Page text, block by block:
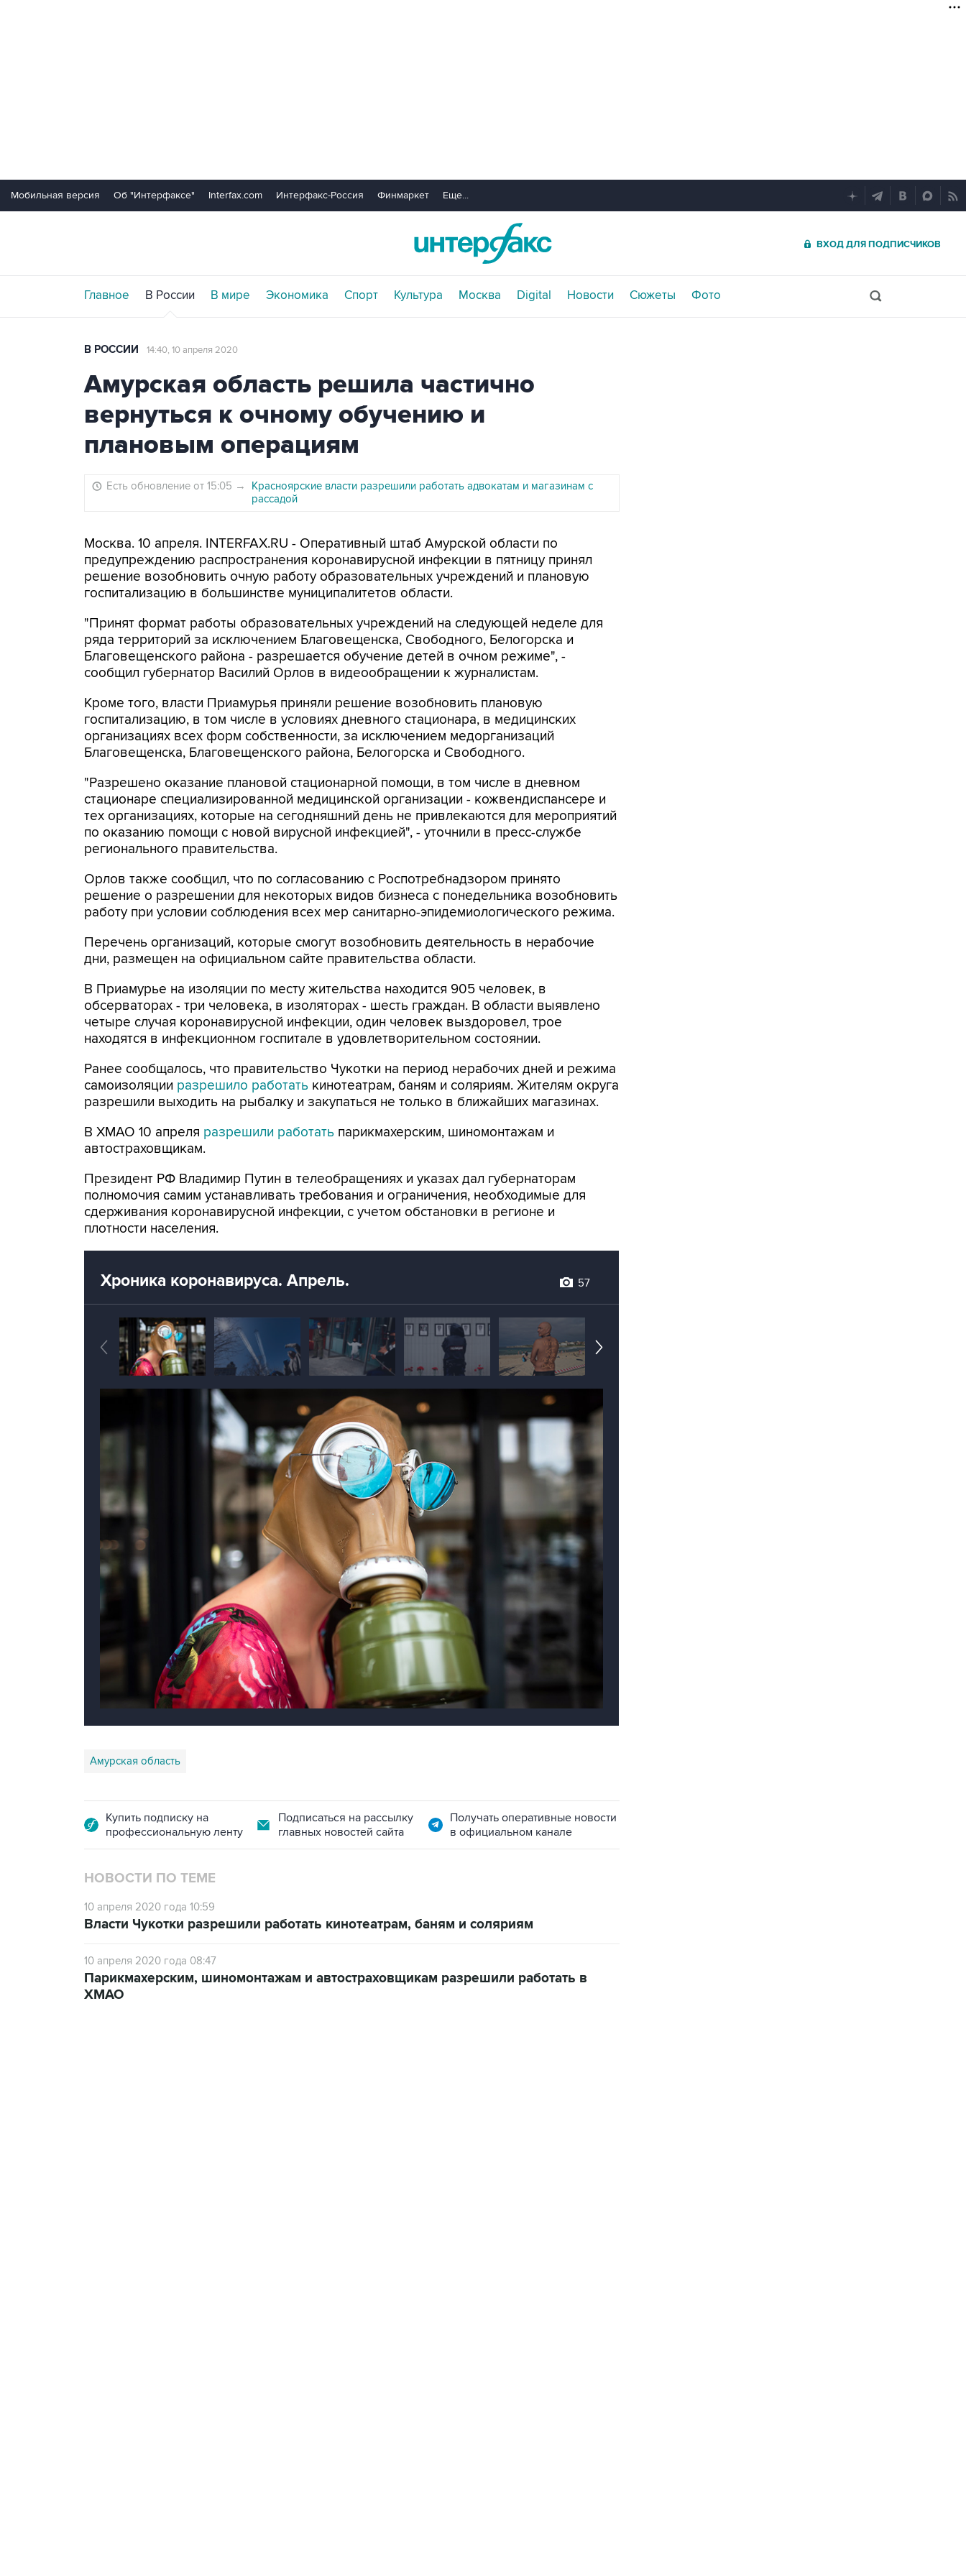
Мобильная версия Об "Интерфаксе" Interfax.com Интерфакс-Россия Финмаркет Еще...
ВХОД ДЛЯ ПОДПИСЧИКОВ
Главное В России В мире Экономика Спорт Культура Москва Digital Новости Сюжеты Фото
В РОССИИ 14:40, 10 апреля 2020
Амурская область решила частично
вернуться к очному обучению и
плановым операциям
Есть обновление от 15:05 →
Красноярские власти разрешили работать адвокатам и магазинам с
рассадой
Москва. 10 апреля. INTERFAX.RU - Оперативный штаб Амурской области по
предупреждению распространения коронавирусной инфекции в пятницу принял
решение возобновить очную работу образовательных учреждений и плановую
госпитализацию в большинстве муниципалитетов области.
"Принят формат работы образовательных учреждений на следующей неделе для
ряда территорий за исключением Благовещенска, Свободного, Белогорска и
Благовещенского района - разрешается обучение детей в очном режиме", -
сообщил губернатор Василий Орлов в видеообращении к журналистам.
Кроме того, власти Приамурья приняли решение возобновить плановую
госпитализацию, в том числе в условиях дневного стационара, в медицинских
организациях всех форм собственности, за исключением медорганизаций
Благовещенска, Благовещенского района, Белогорска и Свободного.
"Разрешено оказание плановой стационарной помощи, в том числе в дневном
стационаре специализированной медицинской организации - кожвендиспансере и
тех организациях, которые на сегодняшний день не привлекаются для мероприятий
по оказанию помощи с новой вирусной инфекцией", - уточнили в пресс-службе
регионального правительства.
Орлов также сообщил, что по согласованию с Роспотребнадзором принято
решение о разрешении для некоторых видов бизнеса с понедельника возобновить
работу при условии соблюдения всех мер санитарно-эпидемиологического режима.
Перечень организаций, которые смогут возобновить деятельность в нерабочие
дни, размещен на официальном сайте правительства области.
В Приамурье на изоляции по месту жительства находится 905 человек, в
обсерваторах - три человека, в изоляторах - шесть граждан. В области выявлено
четыре случая коронавирусной инфекции, один человек выздоровел, трое
находятся в инфекционном госпитале в удовлетворительном состоянии.
Ранее сообщалось, что правительство Чукотки на период нерабочих дней и режима
самоизоляции разрешило работать кинотеатрам, баням и соляриям. Жителям округа
разрешили выходить на рыбалку и закупаться не только в ближайших магазинах.
В ХМАО 10 апреля разрешили работать парикмахерским, шиномонтажам и
автостраховщикам.
Президент РФ Владимир Путин в телеобращениях и указах дал губернаторам
полномочия самим устанавливать требования и ограничения, необходимые для
сдерживания коронавирусной инфекции, с учетом обстановки в регионе и
плотности населения.
Хроника коронавируса. Апрель. 57
Амурская область
Купить подписку на
профессиональную ленту
Подписаться на рассылку
главных новостей сайта
Получать оперативные новости
в официальном канале
НОВОСТИ ПО ТЕМЕ
10 апреля 2020 года 10:59
Власти Чукотки разрешили работать кинотеатрам, баням и соляриям
10 апреля 2020 года 08:47
Парикмахерским, шиномонтажам и автостраховщикам разрешили работать в
ХМАО